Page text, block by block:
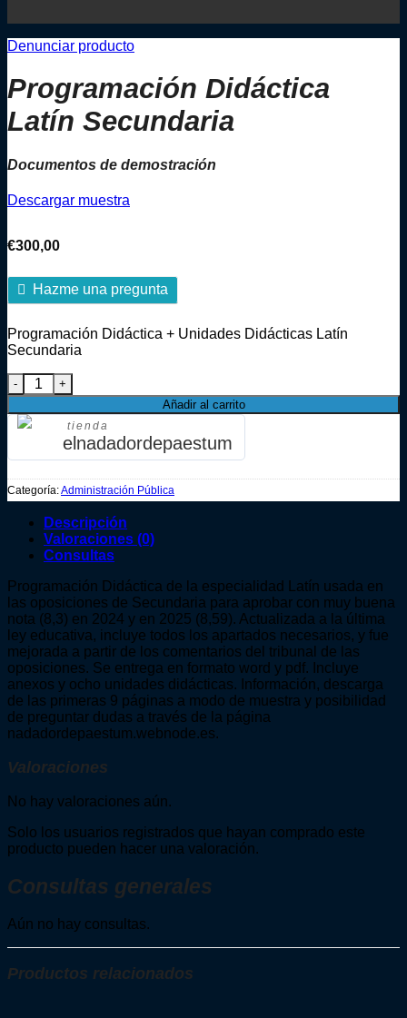
Denunciar producto
Programación Didáctica
Latín Secundaria
Documentos de demostración
Descargar muestra
€300,00
Hazme una pregunta
Programación Didáctica + Unidades Didácticas Latín
Secundaria
Programación Didáctica Latín Secundaria cantidad
Añadir al carrito
tienda
elnadadordepaestum
Categoría:Administración Pública
Descripción
Valoraciones (0)
Consultas
Programación Didáctica de la especialidad Latín usada en
las oposiciones de Secundaria para aprobar con muy buena
nota (8,3) en 2024 y en 2025 (8,59). Actualizada a la última
ley educativa, incluye todos los apartados necesarios, y fue
mejorada a partir de los comentarios del tribunal de las
oposiciones. Se entrega en formato word y pdf. Incluye
anexos y ocho unidades didácticas. Información, descarga
de las primeras 9 páginas a modo de muestra y posibilidad
de preguntar dudas a través de la página
nadadordepaestum.webnode.es.
Valoraciones
No hay valoraciones aún.
Solo los usuarios registrados que hayan comprado este
producto pueden hacer una valoración.
Consultas generales
Aún no hay consultas.
Productos relacionados